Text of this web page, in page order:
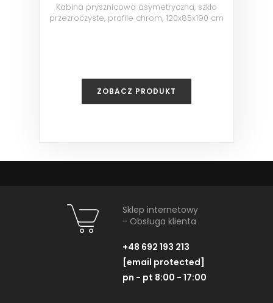
Kabina prysznicowa asymetryczna, szkło
przezroczyste, profile chrom, 120x85x190 cm
ZOBACZ PRODUKT
Sklep internetowy
- Obsługa klienta
+48 692 193 213
[email protected]
pn - pt 8:00 - 17:00